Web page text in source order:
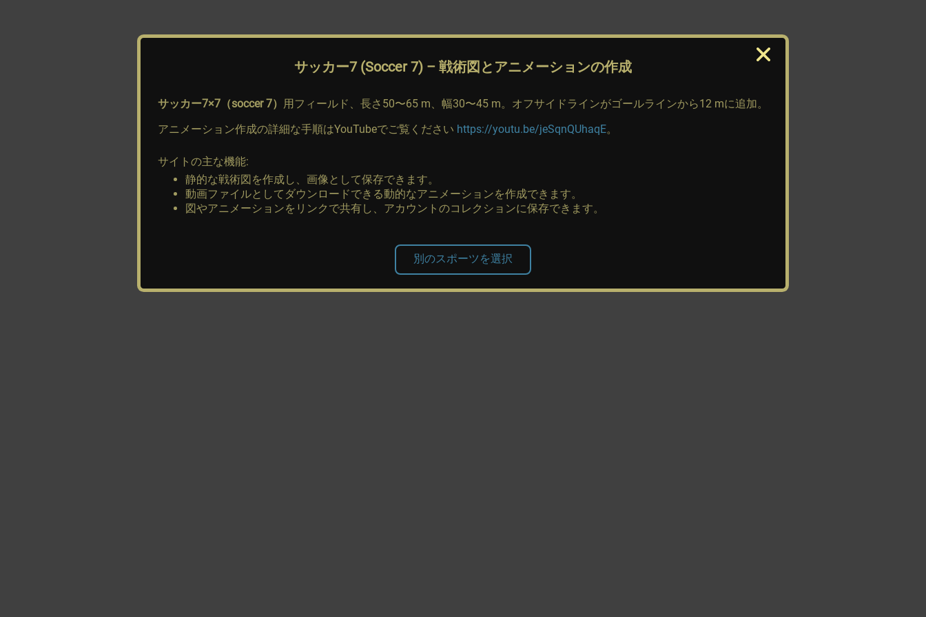
サッカー7 (Soccer 7) – 戦術図とアニメーションの作成
サッカー7×7（soccer 7） 用フィールド、長さ50〜65 m、幅30〜45 m。オフサイドラインがゴールラインから12 mに追加。
アニメーション作成の詳細な手順はYouTubeでご覧ください https://youtu.be/jeSqnQUhaqE。
サイトの主な機能:
静的な戦術図を作成し、画像として保存できます。
動画ファイルとしてダウンロードできる動的なアニメーションを作成できます。
図やアニメーションをリンクで共有し、アカウントのコレクションに保存できます。
別のスポーツを選択